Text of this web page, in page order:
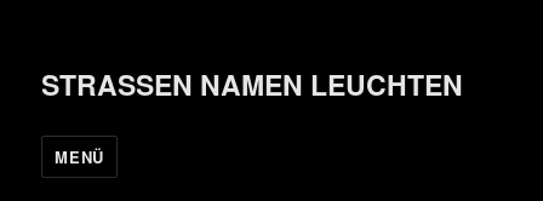
STRASSEN NAMEN LEUCHTEN
MENÜ